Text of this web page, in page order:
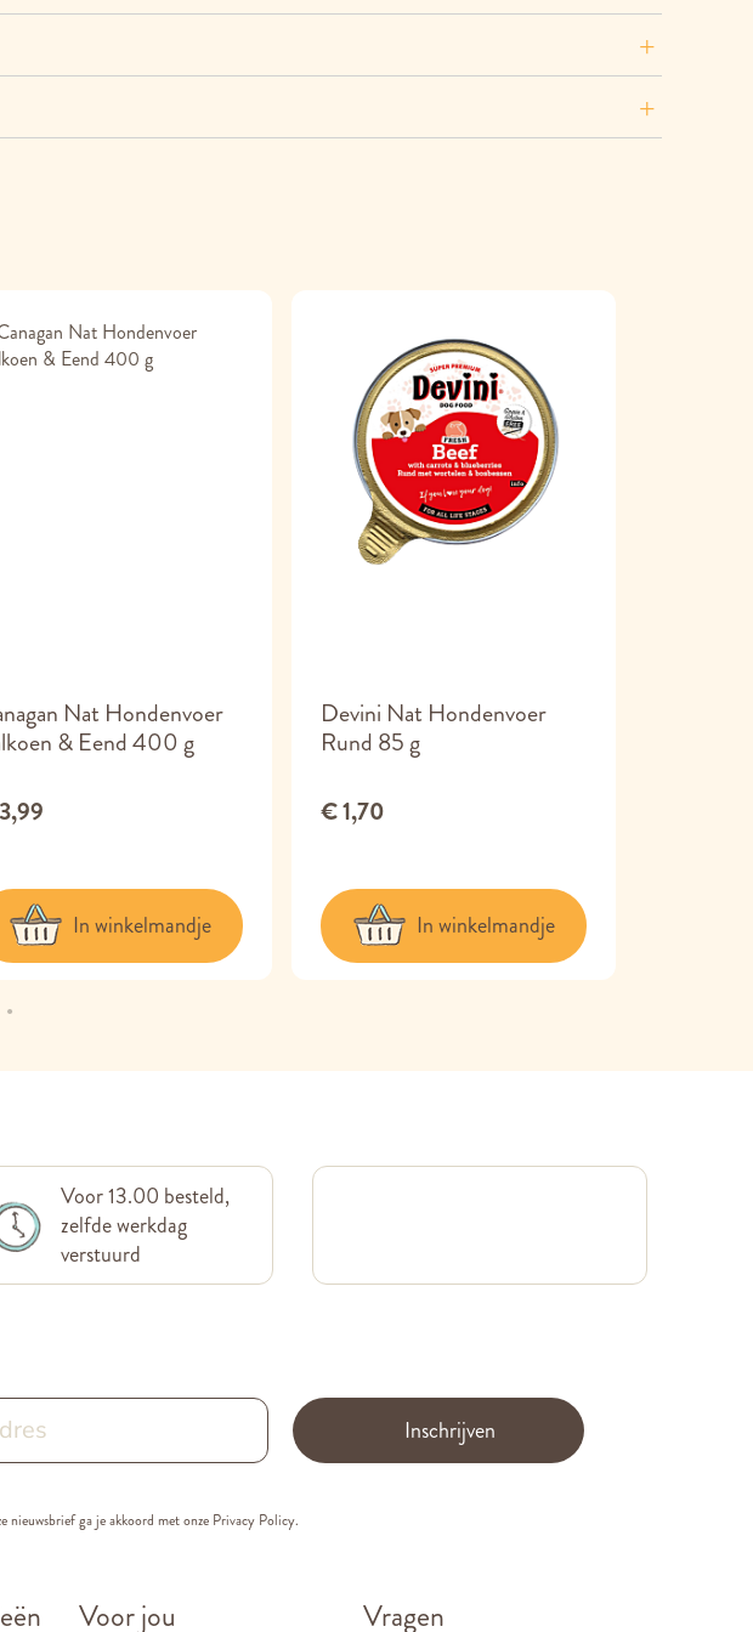
Nat Hondenvoer
& Eend 400 g
In winkelmandje
Devini Nat Hondenvoer
Rund 85 g
€ 1,70
In winkelmandje
Voor 13.00 besteld,
zelfde werkdag
verstuurd
Inschrijven
nieuwsbrief ga je akkoord met onze Privacy Policy.
Voor jou Vragen